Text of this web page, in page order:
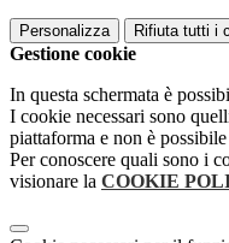
Personalizza Rifiuta tutti i
Gestione cookie
In questa schermata è
I cookie necessari sono
piattaforma e non è
Per conoscere quali sono i
visionare la COOKIE